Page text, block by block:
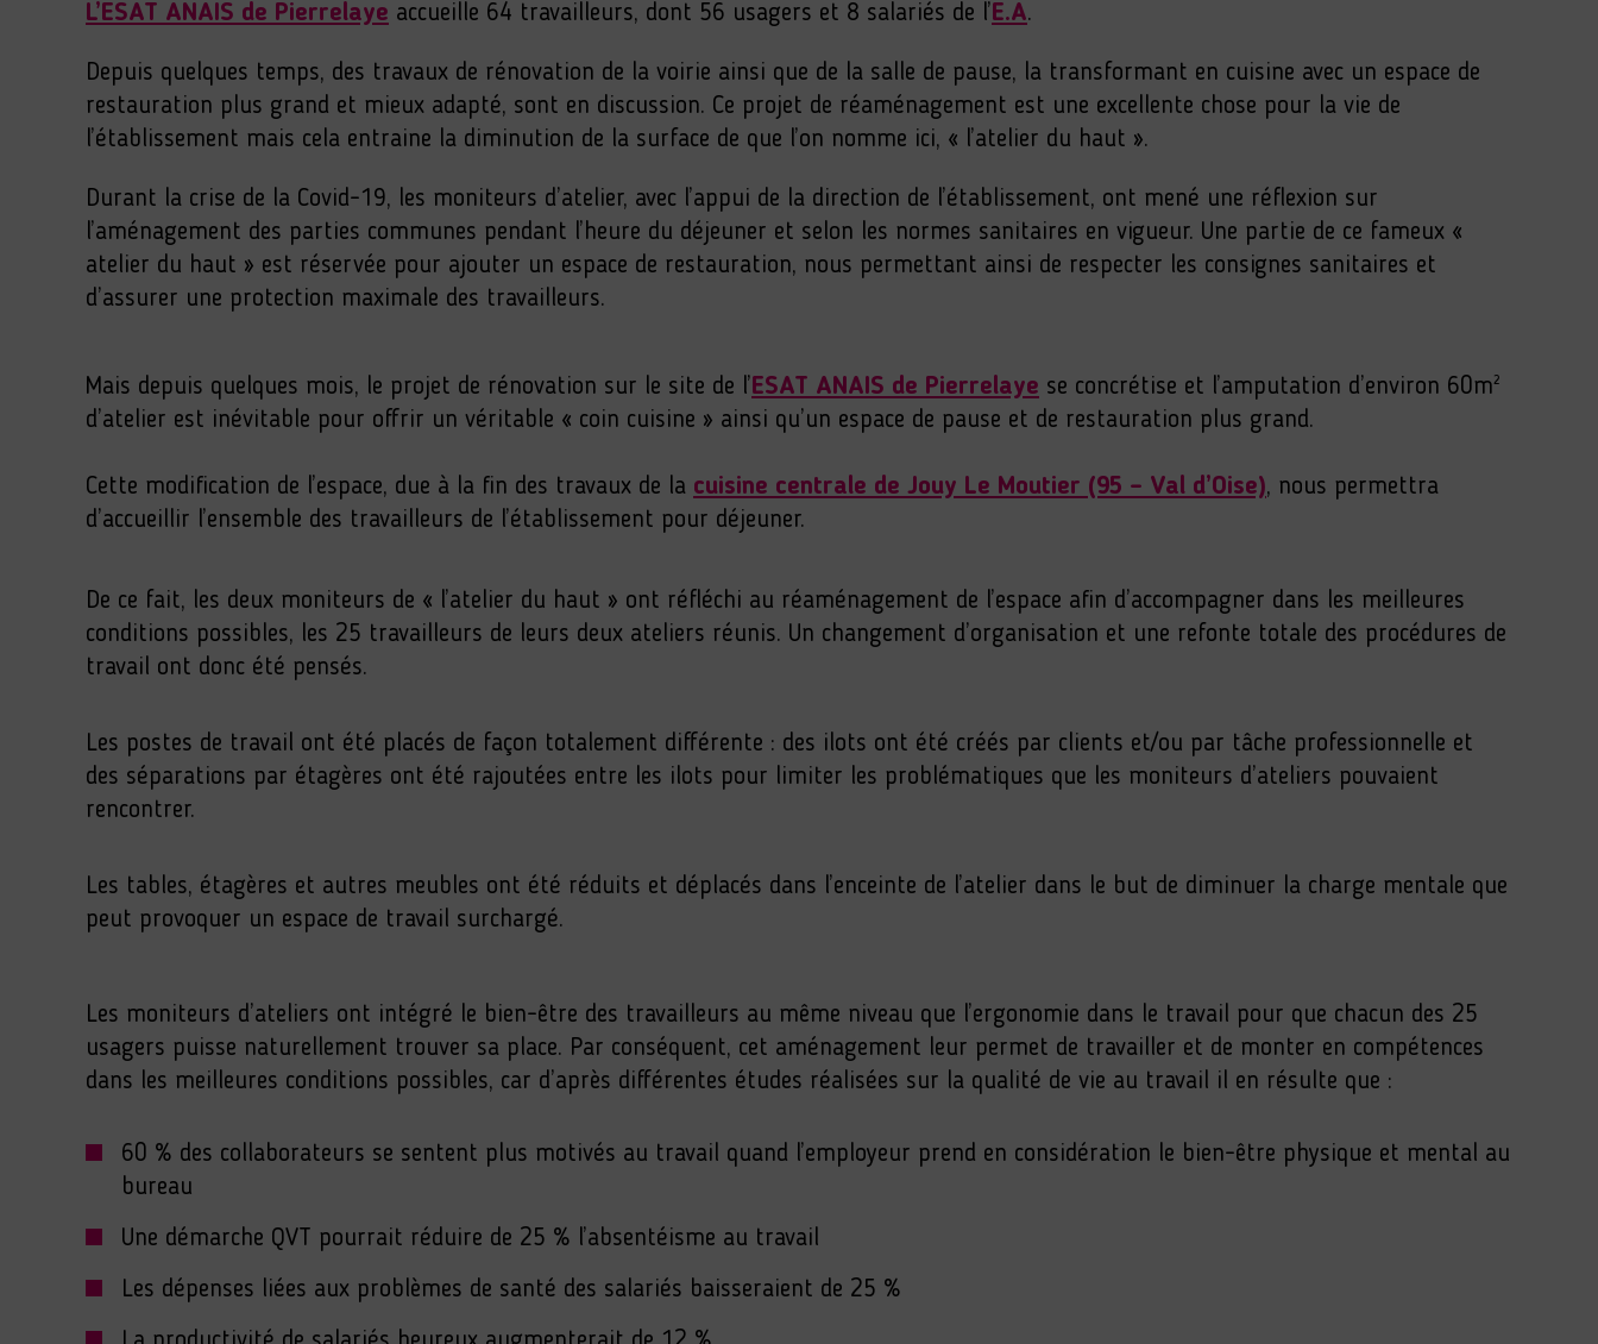
L’ESAT ANAIS de Pierrelaye accueille 64 travailleurs, dont 56 usagers et 8 salariés de l’E.A.
Depuis quelques temps, des travaux de rénovation de la voirie ainsi que de la salle de pause, la transformant en cuisine avec un espace de
restauration plus grand et mieux adapté, sont en discussion. Ce projet de réaménagement est une excellente chose pour la vie de
l’établissement mais cela entraine la diminution de la surface de que l’on nomme ici, « l’atelier du haut ».
Durant la crise de la Covid-19, les moniteurs d’atelier, avec l’appui de la direction de l’établissement, ont mené une réflexion sur
l’aménagement des parties communes pendant l’heure du déjeuner et selon les normes sanitaires en vigueur. Une partie de ce fameux «
atelier du haut » est réservée pour ajouter un espace de restauration, nous permettant ainsi de respecter les consignes sanitaires et
d’assurer une protection maximale des travailleurs.
Mais depuis quelques mois, le projet de rénovation sur le site de l’ESAT ANAIS de Pierrelaye se concrétise et l’amputation d’environ 60m²
d’atelier est inévitable pour offrir un véritable « coin cuisine » ainsi qu’un espace de pause et de restauration plus grand.
Cette modification de l’espace, due à la fin des travaux de la cuisine centrale de Jouy Le Moutier (95 – Val d’Oise), nous permettra
d’accueillir l’ensemble des travailleurs de l’établissement pour déjeuner.
De ce fait, les deux moniteurs de « l’atelier du haut » ont réfléchi au réaménagement de l’espace afin d’accompagner dans les meilleures
conditions possibles, les 25 travailleurs de leurs deux ateliers réunis. Un changement d’organisation et une refonte totale des procédures de
travail ont donc été pensés.
Les postes de travail ont été placés de façon totalement différente : des ilots ont été créés par clients et/ou par tâche professionnelle et
des séparations par étagères ont été rajoutées entre les ilots pour limiter les problématiques que les moniteurs d’ateliers pouvaient
rencontrer.
Les tables, étagères et autres meubles ont été réduits et déplacés dans l’enceinte de l’atelier dans le but de diminuer la charge mentale que
peut provoquer un espace de travail surchargé.
Les moniteurs d’ateliers ont intégré le bien-être des travailleurs au même niveau que l’ergonomie dans le travail pour que chacun des 25
usagers puisse naturellement trouver sa place. Par conséquent, cet aménagement leur permet de travailler et de monter en compétences
dans les meilleures conditions possibles, car d’après différentes études réalisées sur la qualité de vie au travail il en résulte que :
60 % des collaborateurs se sentent plus motivés au travail quand l’employeur prend en considération le bien-être physique et mental au
bureau
Une démarche QVT pourrait réduire de 25 % l’absentéisme au travail
Les dépenses liées aux problèmes de santé des salariés baisseraient de 25 %